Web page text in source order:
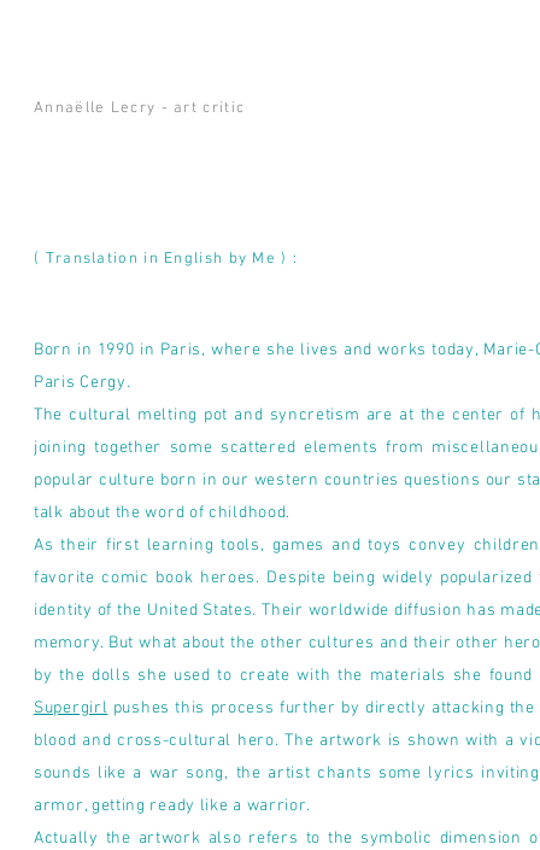
Annaëlle Lecry - art critic
( Translation in English by Me ) :
Born in 1990 in Paris, where she lives and works today,
Paris Cergy.
The cultural melting pot and syncretism are at the center of
joining together some scattered elements from
popular culture born in our western countries questions our
talk about the word of childhood.
As their first learning tools, games and toys convey
favorite comic book heroes. Despite being widely
identity of the United States. Their worldwide diffusion has
memory. But what about the other cultures and their other
by the dolls she used to create with the materials she
Supergirl pushes this process further by directly attacking
blood and cross-cultural hero. The artwork is shown with a
sounds like a war song, the artist chants some lyrics
armor, getting ready like a warrior.
Actually the artwork also refers to the symbolic dimension